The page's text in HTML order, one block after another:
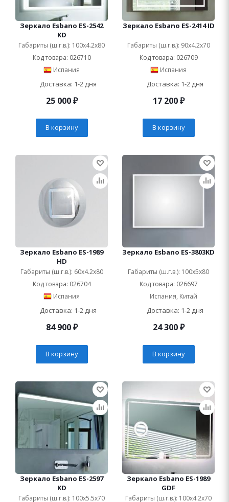
Зеркало Esbano ES-2542
KD
Габариты (ш.г.в.): 100x4.2x80
Код товара: 026710
Испания
Доставка: 1-2 дня
25 000₽
В корзину
Зеркало Esbano ES-2414 ID
Габариты (ш.г.в.): 90x4.2x70
Код товара: 026709
Испания
Доставка: 1-2 дня
17 200₽
В корзину
Зеркало Esbano ES-1989
HD
Габариты (ш.г.в.): 60x4.2x80
Код товара: 026704
Испания
Доставка: 1-2 дня
84 900₽
В корзину
Зеркало Esbano ES-3803KD
Габариты (ш.г.в.): 100x5x80
Код товара: 026697
Испания, Китай
Доставка: 1-2 дня
24 300₽
В корзину
Зеркало Esbano ES-2597
KD
Габариты (ш.г.в.): 100x5.5x70
Зеркало Esbano ES-1989
GDF
Габариты (ш.г.в.): 100x4.2x70